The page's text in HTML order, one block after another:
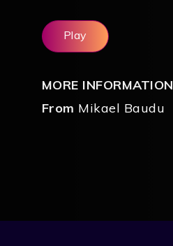
Play
MORE INFORMATION
From Mikael Baudu